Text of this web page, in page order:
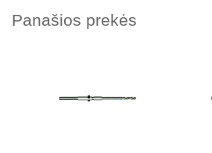
Panašios prekės